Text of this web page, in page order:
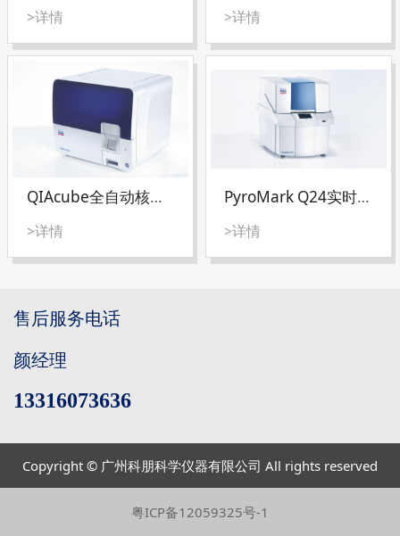
>详情 >详情
QIAcube全自动核酸纯化仪
>详情
PyroMark Q24实时定量焦磷酸序列分析仪
>详情
售后服务电话
颜经理
13316073636
Copyright © 广州科朋科学仪器有限公司 All rights reserved
粤ICP备12059325号-1